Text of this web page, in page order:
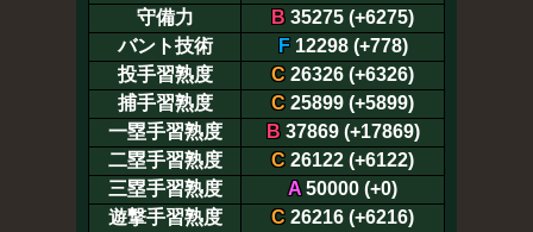
守備力
B 35275 (+6275)
バント技術
F12298 (+778)
投手習熟度
C 26326 (+6326)
捕手習熟度
C 25899 (+5899)
一塁手習熟度
B37869 (+17869)
二塁手習熟度
C 26122 (+6122)
三塁手習熟度
A50000 (+0)
遊撃手習熟度
C 26216 (+6216)